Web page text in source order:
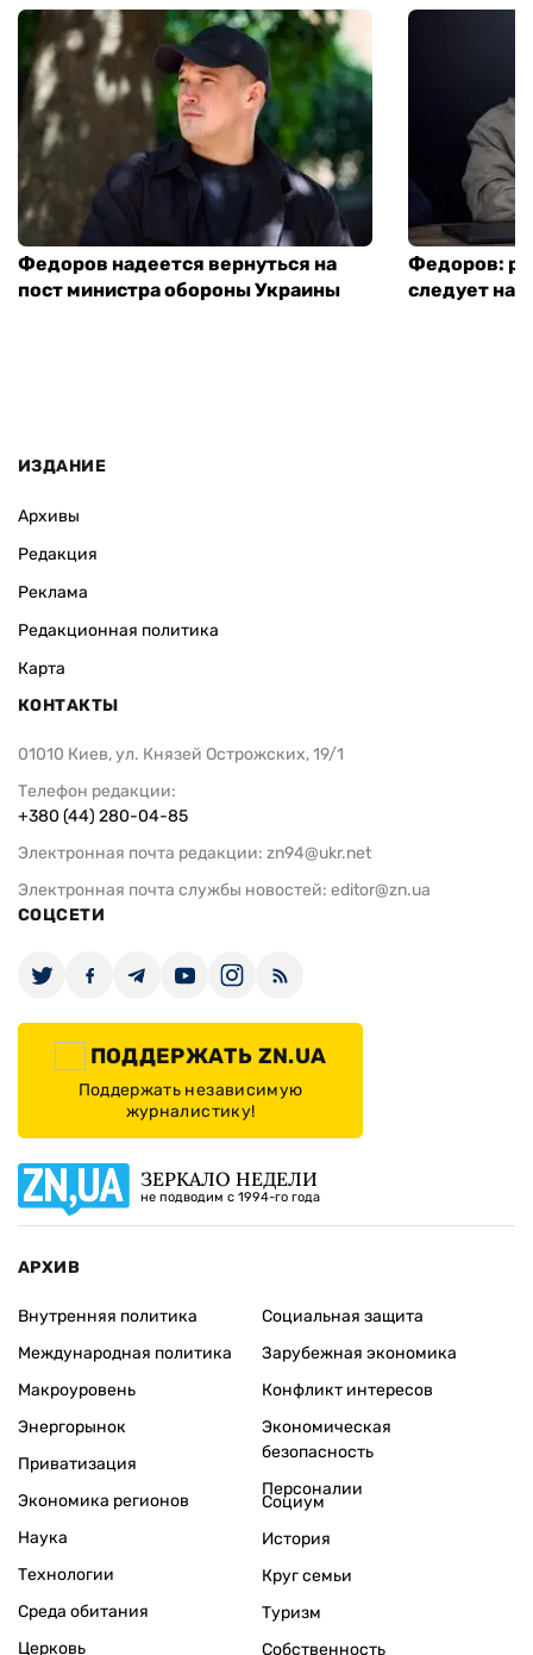
Федоров надеется вернуться на
пост министра обороны Украины
Федоров:
следует
ИЗДАНИЕ
Архивы
Редакция
Реклама
Редакционная политика
Карта
КОНТАКТЫ
01010 Киев, ул. Князей Острожских, 19/1
Телефон редакции:
+380 (44) 280-04-85
Электронная почта редакции: zn94@ukr.net
Электронная почта службы новостей: editor@zn.ua
СОЦСЕТИ
ПОДДЕРЖАТЬ ZN.UA
Поддержать независимую
журналистику!
ЗЕРКАЛО НЕДЕЛИ
не подводим с 1994-го года
АРХИВ
Внутренняя политика
Международная политика
Макроуровень
Энергорынок
Приватизация
Экономика регионов
Социальная защита
Зарубежная экономика
Конфликт интересов
Экономическая
безопасность
Персоналии
Наука
Технологии
Среда обитания
Церковь
Социум
История
Круг семьи
Туризм
Собственность